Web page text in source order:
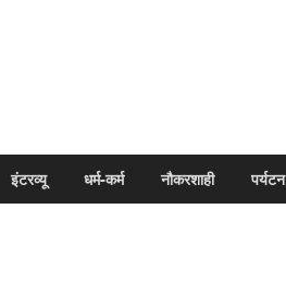
इंटरव्यू धर्म-कर्म नौकरशाही पर्यटन